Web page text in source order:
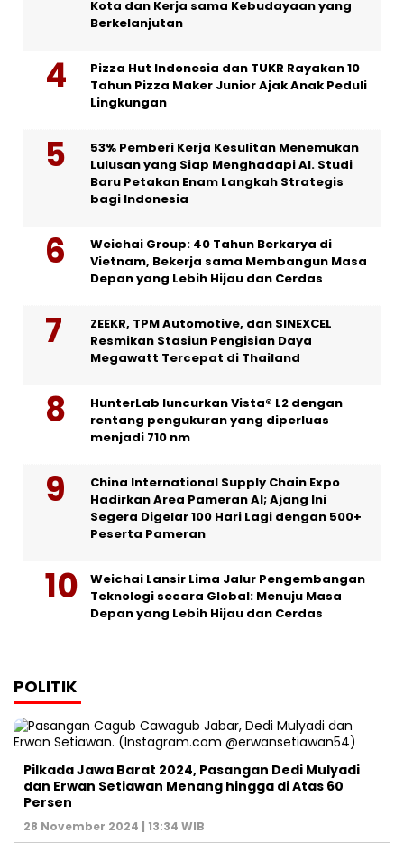
Kota dan Kerja sama Kebudayaan yang
Berkelanjutan
Pizza Hut Indonesia dan TUKR Rayakan 10
Tahun Pizza Maker Junior Ajak Anak Peduli
Lingkungan
53% Pemberi Kerja Kesulitan Menemukan
Lulusan yang Siap Menghadapi AI. Studi
Baru Petakan Enam Langkah Strategis
bagi Indonesia
Weichai Group: 40 Tahun Berkarya di
Vietnam, Bekerja sama Membangun Masa
Depan yang Lebih Hijau dan Cerdas
ZEEKR, TPM Automotive, dan SINEXCEL
Resmikan Stasiun Pengisian Daya
Megawatt Tercepat di Thailand
HunterLab luncurkan Vista® L2 dengan
rentang pengukuran yang diperluas
menjadi 710 nm
China International Supply Chain Expo
Hadirkan Area Pameran AI; Ajang Ini
Segera Digelar 100 Hari Lagi dengan 500+
Peserta Pameran
Weichai Lansir Lima Jalur Pengembangan
Teknologi secara Global: Menuju Masa
Depan yang Lebih Hijau dan Cerdas
POLITIK
Pilkada Jawa Barat 2024, Pasangan Dedi Mulyadi
dan Erwan Setiawan Menang hingga di Atas 60
Persen
28 November 2024 | 13:34 WIB